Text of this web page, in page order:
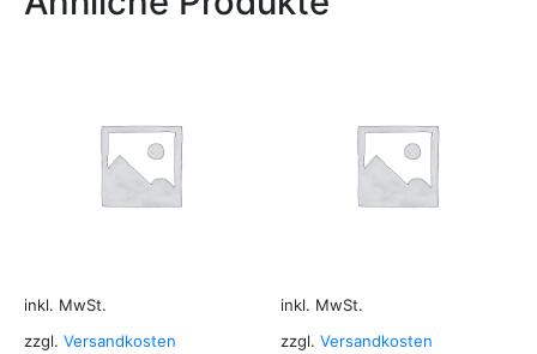
inkl. MwSt.
zzgl. Versandkosten
inkl. MwSt.
zzgl. Versandkosten